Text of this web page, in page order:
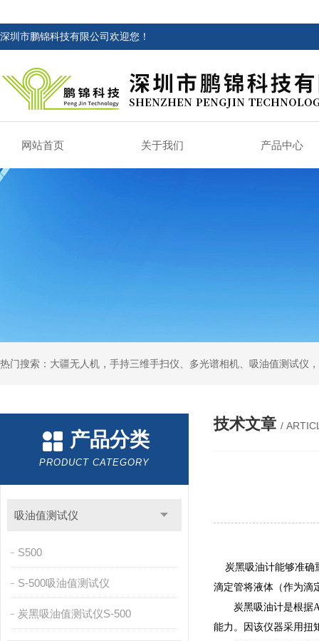
深圳市鹏锦科技有限公司欢迎您！
网站首页 关于我们 产品中心
热门搜索：大疆无人机，手持三维手扫仪、多光谱相机、吸油值测试仪
产品分类
PRODUCT CATEGORY
吸油值测试仪
S500
S-500吸油值测试仪
炭黑吸油值测试仪S-500
技术文章 /
炭黑吸油计能够准确
滴定管将液体（作为滴
炭黑吸油计是根据
能力。因该仪器采用扭